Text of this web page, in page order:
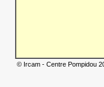
© Ircam - Centre Pompidou